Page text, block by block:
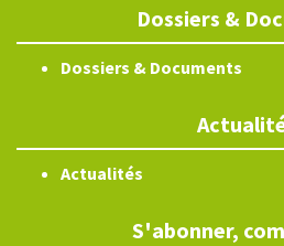
Dossiers &
Dossiers & Documents
Actualités
S'abonner,